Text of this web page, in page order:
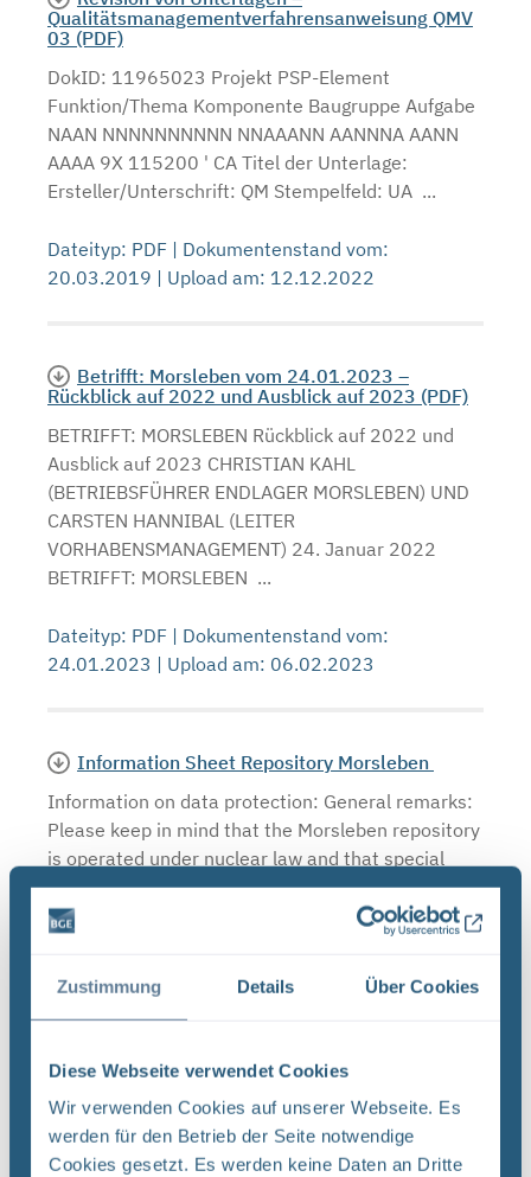
Zustimmung Details Über Cookies
Diese Webseite verwendet Cookies
Wir verwenden Cookies auf unserer Webseite. Es
werden für den Betrieb der Seite notwendige
Cookies gesetzt. Es werden keine Daten an Dritte
Qualitätsmanagementverfahrensanweisung QMV
03 (PDF)
DokID: 11965023 Projekt PSP-Element
Funktion/Thema Komponente Baugruppe Aufgabe
NAAN NNNNNNNNNN NNAAANN AANNNA AANN
AAAA 9X 115200 ' CA Titel der Unterlage:
Ersteller/Unterschrift: QM Stempelfeld: UA ...
Dateityp: PDF | Dokumentenstand vom:
20.03.2019 | Upload am: 12.12.2022
Betrifft: Morsleben vom 24.01.2023 –
Rückblick auf 2022 und Ausblick auf 2023 (PDF)
BETRIFFT: MORSLEBEN Rückblick auf 2022 und
Ausblick auf 2023 CHRISTIAN KAHL
(BETRIEBSFÜHRER ENDLAGER MORSLEBEN) UND
CARSTEN HANNIBAL (LEITER
VORHABENSMANAGEMENT) 24. Januar 2022
BETRIFFT: MORSLEBEN ...
Dateityp: PDF | Dokumentenstand vom:
24.01.2023 | Upload am: 06.02.2023
Information Sheet Repository Morsleben
Information on data protection: General remarks:
Please keep in mind that the Morsleben repository
is operated under nuclear law and that special
safety provisions apply. In rare cases, short-term
...
Dateityp: PDF | Upload am: 11.12.2017
EMO: Vorankündigung Hydraulische
ENDLAGER FÜR RADIOAKTIVE ABFÄLLE
MORSLEBEN (ERAM) VORANKÜNDIGUNG Geplante